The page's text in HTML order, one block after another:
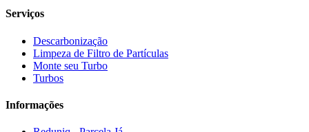
Serviços
Descarbonização
Limpeza de Filtro de Partículas
Monte seu Turbo
Turbos
Informações